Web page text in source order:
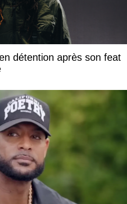
détention après son feat